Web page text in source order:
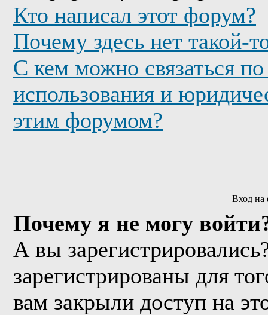
Кто написал этот форум?
Почему здесь нет такой-
С кем можно связаться
использования и
этим форумом?
Вход на
Почему я не могу
А вы
зарегистрированы для
вам закрыли доступ на